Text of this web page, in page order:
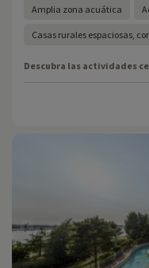
Amplia zona acuática
Casas rurales espaciosas,
Descubra las actividades